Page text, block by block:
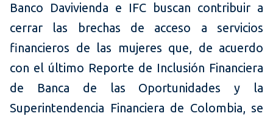
Banco Davivienda e IFC buscan contribuir a
cerrar las brechas de acceso a servicios
financieros de las mujeres que, de acuerdo
con el último Reporte de Inclusión Financiera
de Banca de las Oportunidades y la
Superintendencia Financiera de Colombia, se